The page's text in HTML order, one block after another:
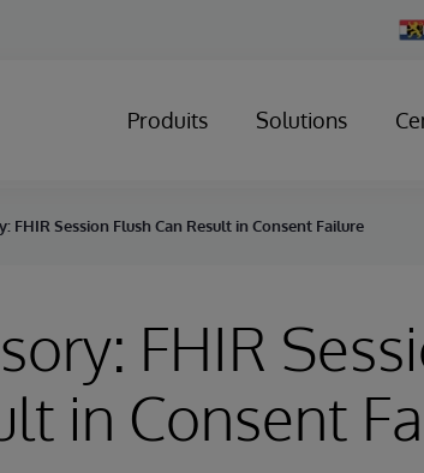
Produits Solutions
FHIR Session Flush Can Result in Consent Failure
FHIR
in Consent